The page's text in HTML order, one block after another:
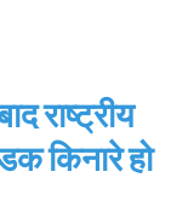
राष्ट्रीय
किनारे हो